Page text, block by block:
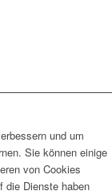
und um
Sie können einige
von Cookies
die Dienste haben